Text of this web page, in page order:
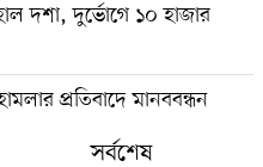
দশা, দুর্ভোগে ১০ হাজার
প্রতিবাদে মানববন্ধন
সর্বশেষ